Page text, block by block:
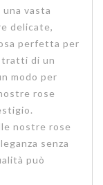
vasta
delicate,
perfetta per
tratti di un
modo per
rose
nostre rose
senza
può